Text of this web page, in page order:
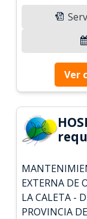
Ver
EXTERNA DE
LA CALETA -
PROVINCIA